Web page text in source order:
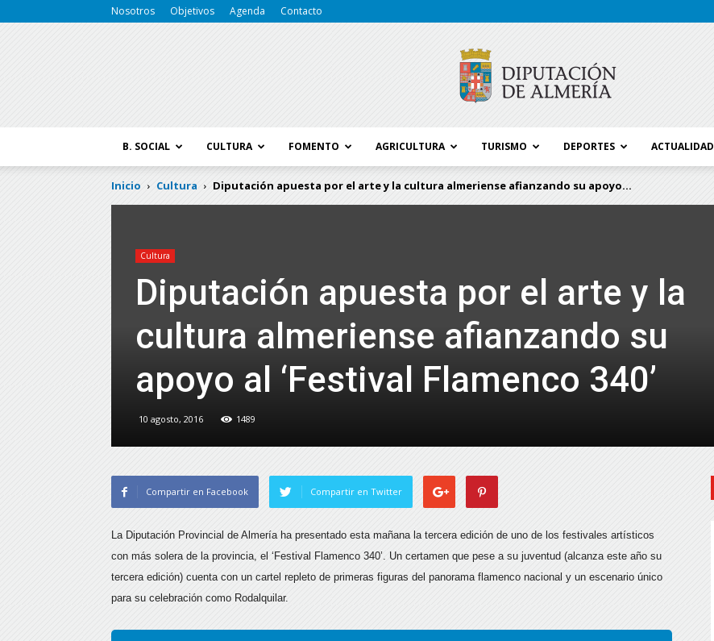
Nosotros Objetivos Agenda Contacto
de
B. SOCIAL CULTURA FOMENTO AGRICULTURA TURISMO DEPORTES ACTUALIDAD
Inicio Cultura Diputación apuesta por el arte y la cultura almeriense afianzando su apoyo...
Cultura
Diputación apuesta por el arte y la
cultura almeriense afianzando su
apoyo al ‘Festival Flamenco 340’
10 agosto, 2016 1489
Compartir en Facebook Compartir en Twitter
La Diputación Provincial de Almería ha presentado esta mañana la tercera edición de uno de los festivales artísticos
con más solera de la provincia, el ‘Festival Flamenco 340’. Un certamen que pese a su juventud (alcanza este año su
tercera edición) cuenta con un cartel repleto de primeras figuras del panorama flamenco nacional y un escenario único
para su celebración como Rodalquilar.